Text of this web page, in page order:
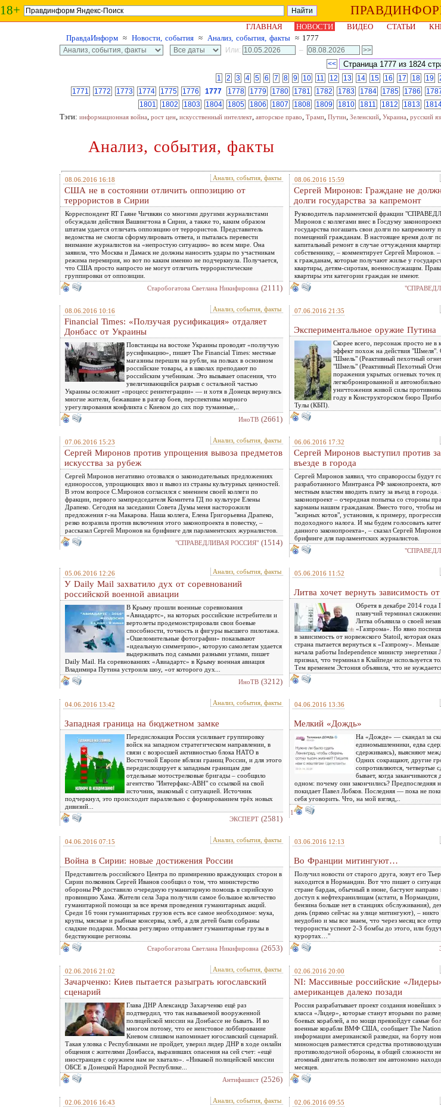
18+
ГЛАВНАЯ
НОВОСТИ ВИДЕО СТАТЬИ
ПравдаИнформ ≈ Новости, события ≈ Анализ, события, факты ≈ 1777
Или:
–
<<
1
2 3 4 5 6 7 8 9 10 11 12 13 14 15 16 17 18 19
1771
1772 1773 1774 1775 1776 1777 1778 1779 1780 1781 1782 1783 1784 1785 1786
1801
1802 1803 1804 1805 1806 1807 1808 1809 1810 1811 1812 1813
Тэги: информационная война, рост цен, искусственный интеллект, авторское право, Трамп, Путин, Зеленский, Украина, русский
Анализ, события, факты
08.06.2016 16:18 Анализ, события, факты
США не в состоянии отличить оппозицию от
террористов в Сирии
Корреспондент RT Гаяне Чичвкян со многими другими журналистами
обсуждали действия Вашингтона в Сирии, а также то, каким образом
штатам удается отличать оппозицию от террористов. Представитель
ведомства не смогла сформулировать ответа, и пыталась перевести
внимание журналистов на «непростую ситуацию» во всем мире. Она
заявила, что Москва и Дамаск не должны наносить удары по участникам
режима перемирия, но вот по каким именно не подчеркнула. Получается,
что США просто напросто не могут отличить террористические
группировки от оппозиции.
Старобогатова Светлана Никифировна (2111)
08.06.2016 15:59
Сергей Миронов: Граждане не
долги государства за капремонт
Руководитель парламентской фракции
Миронов с коллегами внес в Госдуму
государства погашать свои долги по капремонту
помещений гражданам. В настоящее время долг
капитальный ремонт в случае отчуждения
собственнику, – комментирует Сергей Миронов.
к гражданам, которые получают жилье у
квартиры, детям-сиротам, военнослужащим.
квартиры эти категории граждан не имеют.
08.06.2016 10:16 Анализ, события, факты
Financial Times: «Ползучая русификация» отдаляет
Донбасс от Украины
Повстанцы на востоке Украины проводят «ползучую
русификацию», пишет The Financial Times: местные
магазины перешли на рубли, на полках в основном
российские товары, а в школах преподают по
российским учебникам. Это вызывает опасения, что
увеличивающийся разрыв с остальной частью
Украины осложнит «процесс реинтеграции» — и хотя в Донецк вернулись
многие жители, бежавшие в разгар боев, перспективы мирного
урегулирования конфликта с Киевом до сих пор туманные,..
ИноТВ (2661)
07.06.2016 21:35
Экспериментальное оружие Путина
Скорее всего, персонаж просто не в
эффект похож на действия
"Шмель" (Реактивный пехотный
"Шмель" (Реактивный Пехотный
поражения укрытых огневых точек
легкобронированной и
уничтожения живой силы
году в Конструкторском бюро
Тулы (КБП).
07.06.2016 15:23 Анализ, события, факты
Сергей Миронов против упрощения вывоза предметов
искусства за рубеж
Сергей Миронов негативно отозвался о законодательных предложениях
единороссов, упрощающих ввоз и вывоз из страны культурных ценностей.
В этом вопросе С.Миронов согласился с мнением своей коллеги по
фракции, первого зампредседателя Комитета ГД по культуре Елены
Драпеко. Сегодня на заседании Совета Думы меня насторожили
предложения г-на Макарова. Наша коллега, Елена Григорьевна Драпеко,
резко возразила против включения этого законопроекта в повестку, –
рассказал Сергей Миронов на брифинге для парламентских журналистов.
"СПРАВЕДЛИВАЯ РОССИЯ" (1514)
06.06.2016 17:32
Сергей Миронов выступил против
въезде в города
Сергей Миронов заявил, что справороссы будут
разработанного Минтранса РФ законопроекта,
местным властям вводить плату за въезд в
законопроект – очередная попытка со стороны
карманы нашим гражданам. Вместо того, чтобы
"жирных котов", установив, к примеру,
подоходного налога. И мы будем голосовать
данного законопроекта», – сказал Сергей
брифинге для парламентских журналистов.
05.06.2016 12:26 Анализ, события, факты
У Daily Mail захватило дух от соревнований
российской военной авиации
В Крыму прошли военные соревнования
«Авиадартс», на которых российские истребители и
вертолеты продемонстрировали свои боевые
способности, точность и фигуры высшего пилотажа.
«Ошеломительные фотографии» показывают
«идеальную симметрию», которую самолетам удается
выдерживать под самыми разными углами, пишет
Daily Mail. На соревнованиях «Авиадартс» в Крыму военная авиация
Владимира Путина устроила шоу, «от которого дух...
ИноТВ (3212)
05.06.2016 11:52
Литва хочет вернуть зависимость
Обретя в декабре 2014
плавучий терминал
Литва объявила о своей
«Газпрома». Но явно
в зависимость от норвежского Statoil, которая
страна пытается вернуться к «Газпрому». Меньше
начала работы Independence министр
признал, что терминал в Клайпеде используется
Тем временем Эстония объявила, что не
04.06.2016 13:42 Анализ, события, факты
Западная граница на бюджетном замке
Передислокация Россия усиливает группировку
войск на западном стратегическом направлении, в
связи с возросшей активностью блока НАТО в
Восточной Европе вблизи границ России, и для этого
передислоцирует к западным границам две
отдельные мотострелковые бригады – сообщило
агентство "Интерфакс-АВН" со ссылкой на свой
источник, знакомый с ситуацией. Источник
подчеркнул, это происходит параллельно с формированием трёх новых
дивизий...
ЭКСПЕРТ (2581)
04.06.2016 13:36
Мелкий «Дождь»
На «Дожде» — скандал за
единомышленники, едва
сдерживаясь), выясняют
Одних сокращают, другие
сопротивляются, четвертые
бывает, когда
одном: почему они закончились? Предпоследняя
покидает Павел Лобков. Последняя — пока не
себя уговорить. Что, на мой взгляд,..
1
04.06.2016 07:15 Анализ, события, факты
Война в Сирии: новые достижения России
Представитель российского Центра по примирению враждующих сторон в
Сирии полковник Сергей Иванов сообщил о том, что министерство
обороны РФ доставило очередную гуманитарную помощь в сирийскую
провинцию Хама. Жители села Зара получили самое большое количество
гуманитарной помощи за все время проведения гуманитарных акций.
Среди 16 тонн гуманитарных грузов есть все самое необходимое: мука,
крупы, мясные и рыбные консервы, хлеб, а для детей были собраны
сладкие подарки. Москва регулярно отправляет гуманитарные грузы в
бедствующие регионы.
Старобогатова Светлана Никифировна (2653)
03.06.2016 12:13
Во Франции митингуют…
Получил новости от старого друга, зовут его
находится в Нормандии. Вот что пишет о
стране бардак, обычный в июне, бастуют направо
доступ к нефтехранилищам (кстати, в Нормандии,
бензина больше нет в станциях обслуживания),
день (прямо сейчас на улице митингуют), –
неудобно и мы все знаем, что через месяц все
террористы успеют 2-3 бомбы до этого, или
курортах…"
02.06.2016 21:02 Анализ, события, факты
Зачарченко: Киев пытается разыграть югославский
сценарий
Глава ДНР Александр Захарченко ещё раз
подтвердил, что так называемой вооруженной
полицейской миссии на Донбассе не бывать. И во
многом потому, что ее неистовое лоббирование
Киевом слишком напоминает югославский сценарий.
Такая уловка с Республиками не пройдет, уверил лидер ДНР в ходе онлайн
общения с жителями Донбасса, выразивших опасения на сей счет: «ещё
иностранцев с оружием нам не хватало». «Никакой полицейской миссии
ОБСЕ в Донецкой Народной Республике...
Антифашист (2526)
02.06.2016 20:00
NI: Массивные российские
американцев далеко позади
Россия разрабатывает проект создания новейших
класса «Лидер», которые станут вторыми по
боевых кораблей, а по мощи превзойдут самые
военные корабли ВМФ США, сообщает The
информации американской разведки, на борту
миноносцев разместятся средства
противолодочной обороны, в общей сложности
атомный двигатель позволит им автономно
месяцев.
02.06.2016 16:43 Анализ, события, факты 02.06.2016 09:55